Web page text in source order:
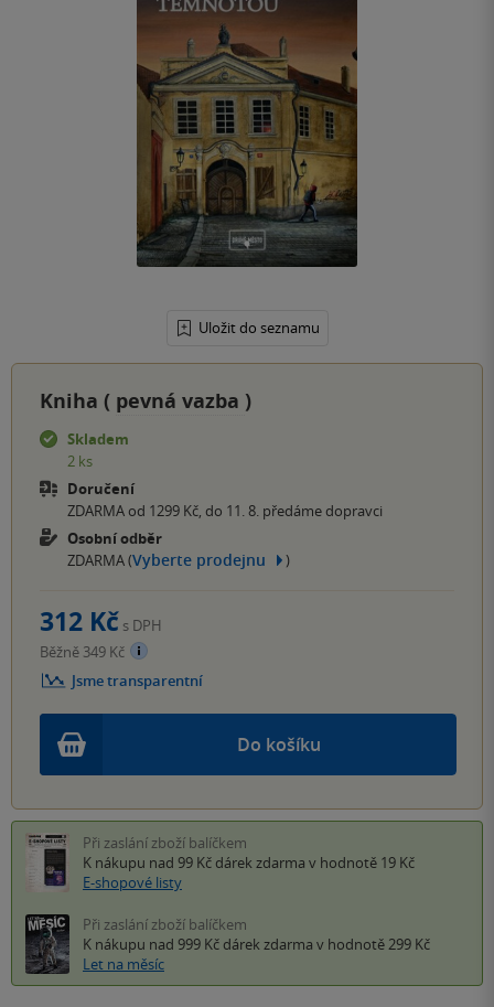
Uložit do seznamu
Kniha ( pevná vazba )
Skladem
2 ks
Doručení
ZDARMA od 1299 Kč, do 11. 8. předáme dopravci
Osobní odběr
ZDARMA (Vyberte prodejnu )
Do košíku
312 Kč s DPH
Běžně 349 Kč
Jsme transparentní
Při zaslání zboží balíčkem
K nákupu nad 99 Kč dárek zdarma v hodnotě 19 Kč
E-shopové listy
Při zaslání zboží balíčkem
K nákupu nad 999 Kč dárek zdarma v hodnotě 299 Kč
Let na měsíc